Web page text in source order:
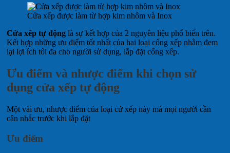
Cửa xếp được làm từ hợp kim nhôm và Inox
Cửa xếp tự động là sự kết hợp của 2 nguyên liệu phổ biến trên.
Kết hợp những ưu điểm tốt nhất của hai loại cổng xếp nhằm đem
lại lợi ích tối đa cho người sử dụng, lắp đặt cổng xếp.
Ưu điểm và nhược điểm khi chọn sử
dụng cửa xếp tự động
Một vài ưu, nhược điểm của loại cử xếp này mà mọi người cần
cân nhắc trước khi lắp đặt
Ưu điểm